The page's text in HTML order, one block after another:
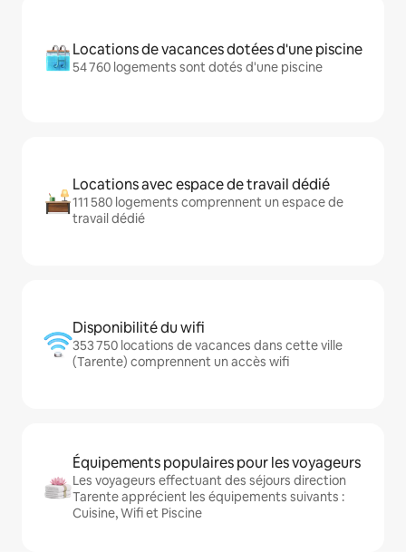
Locations de vacances dotées d'une piscine
54 760 logements sont dotés d'une piscine
Locations avec espace de travail dédié
111 580 logements comprennent un espace de
travail dédié
Disponibilité du wifi
353 750 locations de vacances dans cette ville
(Tarente) comprennent un accès wifi
Équipements populaires pour les voyageurs
Les voyageurs effectuant des séjours direction
Tarente apprécient les équipements suivants :
Cuisine, Wifi et Piscine